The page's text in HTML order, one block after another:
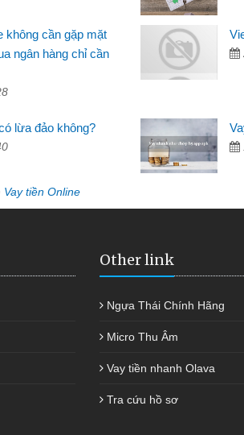
nên cần đóng tiền nhà, sinh nhật bạn bè, mà
tục nhanh gọn nên tôi quyết định vay
Chánh
2 tuần các ngân hàng không ai cho vay. Trong
triệu để giải quyết việc riêng, trong 1-2 ngày
Cảm ơn đã giúp tôi kịp thời và nhanh
không cần gặp mặt
ngân hàng chỉ cần
lừa đảo không?
Vay tiền Online
Other link
Ngựa Thái Chính Hãng
Micro Thu Âm
Vay tiền nhanh Olava
Tra cứu hồ sơ